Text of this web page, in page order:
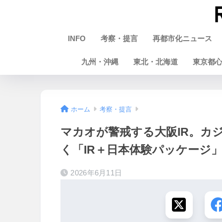
INFO 考察・提言 再都市化ニュース
九州・沖縄 東北・北海道 東京都心
ホーム 考察・提言
マカオが警戒する大阪IR。カ
く「IR＋日本体験パッケージ
2026年6月11日